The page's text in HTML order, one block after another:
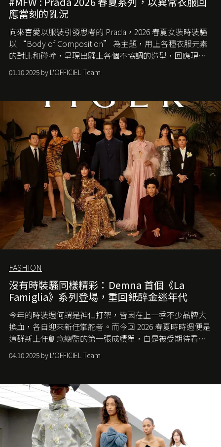
應當刻的亂況
向來喜愛以服裝引發思考的 Prada，2026 春夏女裝時裝騷
以 “Body of Composition” 為主題，用上各種衣服元素
的對比和碰撞，呈現出騷上各個不協調的造型，回應現今
社會各種資訊、文化超載的現象。
01.10.2025 by L'OFFICIEL Team
FASHION
沒有時裝騷同樣精彩：Demna 首個《La
Famiglia》系列登場，重回紙醉金迷年代
今年的時裝週何謂是神仙打架，皆因在上一季不少品牌大
換血，各自迎來新任掌舵者。而今回 2026 春夏時時週便是
這群新上任創意總監的第一張成績單，自是被受期待看他
們如何各顯神通。意大利老牌 Gucci 在過去幾個季度業績
難已救回，開雲集團任命成功曾翻轉 Balenciaga 的愛將
團市值一日蒸發 30 億美元，大眾擔心走得太前的 Demna
會忽略品牌的美學基礎，最後變成三不像。而從剛剛推出
的首作所造成的話題及關注度，我們便知道 Demna 沒這麼
簡單，一個嶄新的 Gucci 時代已經展開！
04.10.2025 by L'OFFICIEL Team